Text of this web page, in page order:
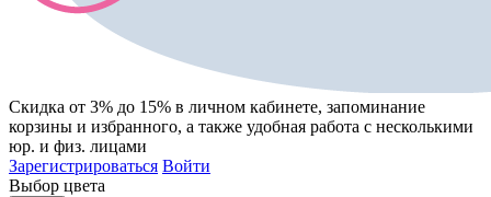
Скидка от 3% до 15% в личном кабинете, запоминание
корзины и избранного, а также удобная работа с несколькими
юр. и физ. лицами
Зарегистрироваться Войти
Выбор цвета